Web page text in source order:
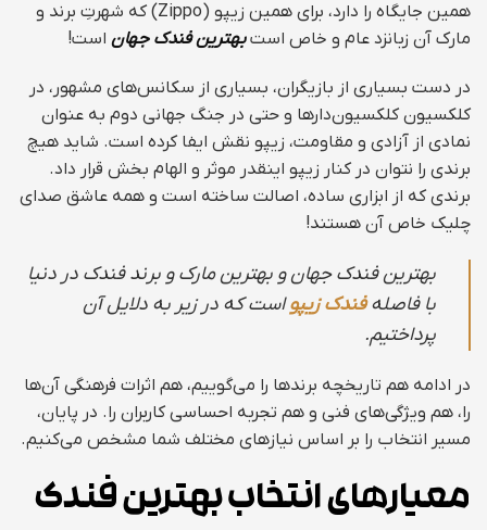
همین جایگاه را دارد، برای همین زیپو (Zippo) که شهرتِ برند و
مارک آن زبانزد عام و خاص استبهترین فندک جهان است!
در دست بسیاری از بازیگران، بسیاری از سکانس‌های مشهور، در
کلکسیون کلکسیون‌دارها و حتی در جنگ جهانی دوم به عنوان
نمادی از آزادی و مقاومت، زیپو نقش ایفا کرده است. شاید هیچ
برندی را نتوان در کنار زیپو اینقدر موثر و الهام بخش قرار داد.
برندی که از ابزاری ساده، اصالت ساخته است و همه عاشق صدای
چلیک خاص آن هستند!
بهترین فندک جهان و بهترین مارک و برند فندک در دنیا
با فاصلهفندک زیپواست که در زیر به دلایل آن
پرداختیم.
در ادامه هم تاریخچه برندها را می‌گوییم، هم اثرات فرهنگی آن‌ها
را، هم ویژگی‌های فنی و هم تجربه احساسی کاربران را. در پایان،
مسیر انتخاب را بر اساس نیازهای مختلف شما مشخص می‌کنیم.
معیارهای انتخاب بهترین فندک